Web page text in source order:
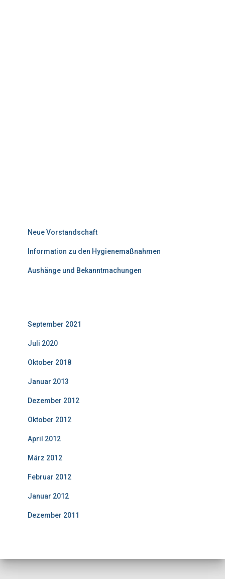
Neue Vorstandschaft
Information zu den Hygienemaßnahmen
Aushänge und Bekanntmachungen
September 2021
Juli 2020
Oktober 2018
Januar 2013
Dezember 2012
Oktober 2012
April 2012
März 2012
Februar 2012
Januar 2012
Dezember 2011